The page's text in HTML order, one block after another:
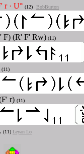
r · U° (12) BobBurton
F) (R' F' Rw) (11)
(11)
r) (11)
(11) Leyan Lo